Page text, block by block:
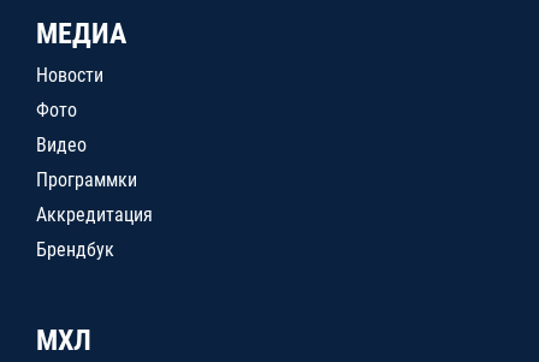
МЕДИА
Новости
Фото
Видео
Программки
Аккредитация
Брендбук
МХЛ